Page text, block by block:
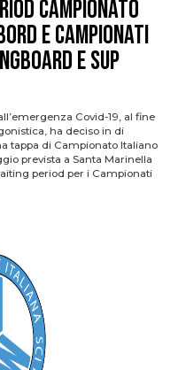
Campionato
e Campionati
e Sup
Covid-19, al fine
ha deciso in di
tappa di Campionato Italiano
prevista a Santa Marinella
period per i Campionati